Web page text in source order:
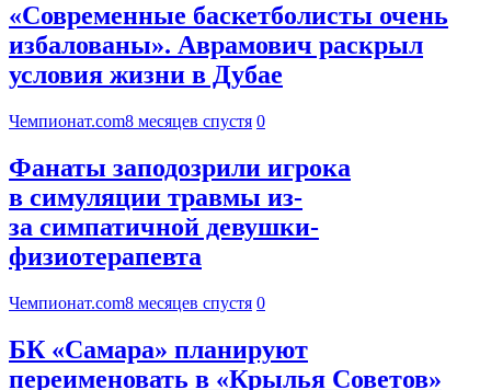
«Современные баскетболисты очень
избалованы». Аврамович раскрыл
условия жизни в Дубае
Чемпионат.com8 месяцев спустя 0
Фанаты заподозрили игрока
в симуляции травмы из-
за симпатичной девушки-
физиотерапевта
Чемпионат.com8 месяцев спустя 0
БК «Самара» планируют
переименовать в «Крылья Советов»